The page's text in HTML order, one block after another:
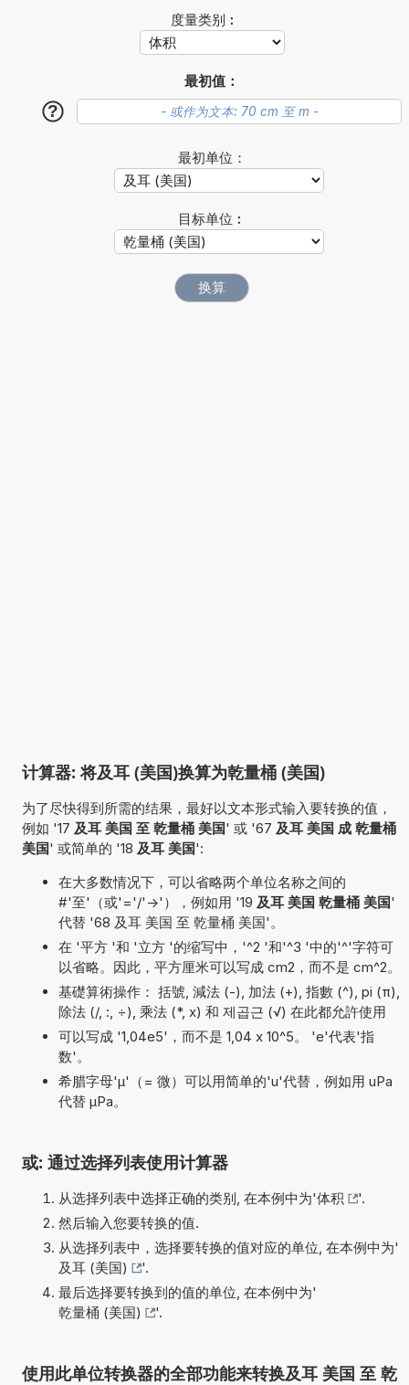
度量类别︰
最初值：
?
最初单位：
目标单位︰
计算器: 将及耳 (美国)换算为乾量桶 (美国)
为了尽快得到所需的结果，最好以文本形式输入要转换的值，
例如 '17 及耳 美国 至 乾量桶 美国' 或 '67 及耳 美国 成 乾量桶
美国' 或简单的 '18 及耳 美国':
在大多数情况下，可以省略两个单位名称之间的
#'至'（或'='/'->'），例如用 '19 及耳 美国 乾量桶 美国'
代替 '68 及耳 美国 至 乾量桶 美国'。
在 '平方 '和 '立方 '的缩写中，'^2 '和'^3 '中的'^'字符可
以省略。因此，平方厘米可以写成 cm2，而不是 cm^2。
基礎算術操作： 括號, 減法 (-), 加法 (+), 指數 (^), pi (π),
除法 (/, :, ÷), 乘法 (*, x) 和 제곱근 (√) 在此都允許使用
可以写成 '1,04e5'，而不是 1,04 x 10^5。 'e'代表'指
数'。
希腊字母'µ'（= 微）可以用简单的'u'代替，例如用 uPa
代替 µPa。
或: 通过选择列表使用计算器
从选择列表中选择正确的类别, 在本例中为'体积
'.
然后输入您要转换的值.
从选择列表中，选择要转换的值对应的单位, 在本例中为'
及耳 (美国)
'.
最后选择要转换到的值的单位, 在本例中为'
乾量桶 (美国)
'.
使用此单位转换器的全部功能来转换及耳 美国 至 乾